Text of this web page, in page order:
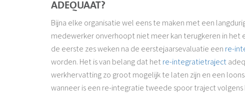
ADEQUAAT?
Bijna elke organisatie wel eens te maken met een
medewerker onverhoopt niet meer kan terugkeren in het
de eerste zes weken na de eerstejaarsevaluatie een re-
worden. Het is van belang dat hetre-integratietraject
werkhervatting zo groot mogelijk te laten zijn en een
wanneer is een re-integratie tweede spoor traject volgens